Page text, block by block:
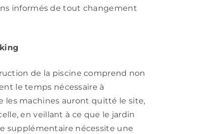
informés de tout changement
de la piscine comprend non
le temps nécessaire à
les machines auront quitté le site,
en veillant à ce que le jardin
supplémentaire nécessite une